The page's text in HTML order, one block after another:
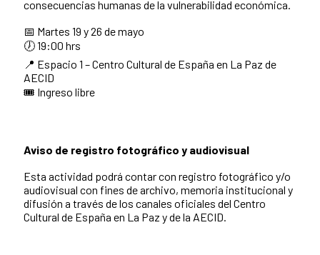
consecuencias humanas de la vulnerabilidad económica.
📅 Martes 19 y 26 de mayo
🕖 19:00 hrs
📍 Espacio 1 – Centro Cultural de España en La Paz de
AECID
🎟️ Ingreso libre
Aviso de registro fotográfico y audiovisual
Esta actividad podrá contar con registro fotográfico y/o
audiovisual con fines de archivo, memoria institucional y
difusión a través de los canales oficiales del Centro
Cultural de España en La Paz y de la AECID.